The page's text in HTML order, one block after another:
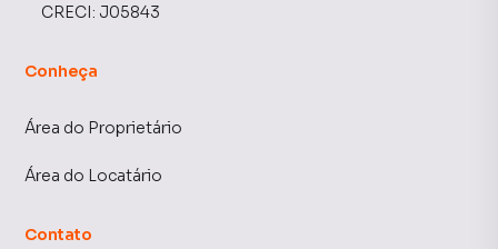
CRECI: J05843
Conheça
Área do Proprietário
Área do Locatário
Contato